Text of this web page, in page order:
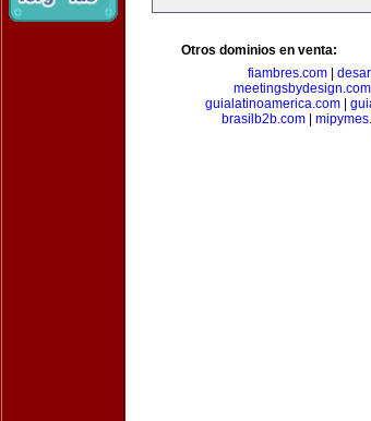
Otros dominios en venta:
fiambres.com|
meetingsbydesign.com
guialatinoamerica.com
brasilb2b.com